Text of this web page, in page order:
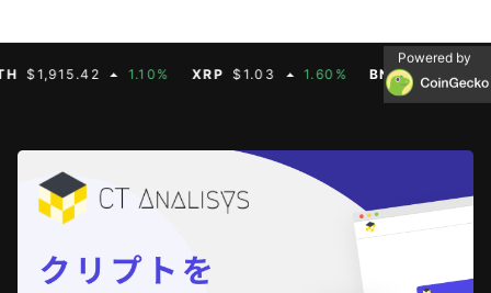
1.10% XRP $1.03 1.60% BNB $592.88
Powered by